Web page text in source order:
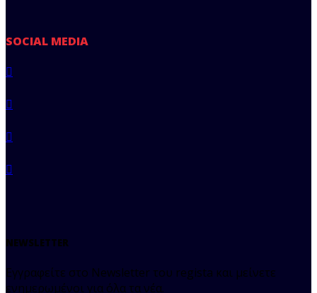
SOCIAL MEDIA
NEWSLETTER
Εγγραφείτε στο Newsletter του regista και μείνετε
ενημερωμένοι για όλα τα νέα.